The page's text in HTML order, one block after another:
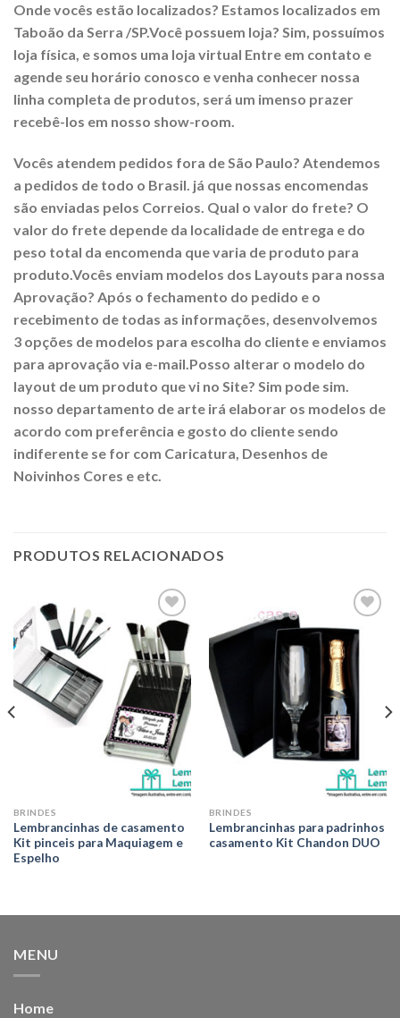
Onde vocês estão localizados? Estamos localizados em
Taboão da Serra /SP.Você possuem loja? Sim, possuímos
loja física, e somos uma loja virtual Entre em contato e
agende seu horário conosco e venha conhecer nossa
linha completa de produtos, será um imenso prazer
recebê-los em nosso show-room.
Vocês atendem pedidos fora de São Paulo? Atendemos
a pedidos de todo o Brasil. já que nossas encomendas
são enviadas pelos Correios. Qual o valor do frete? O
valor do frete depende da localidade de entrega e do
peso total da encomenda que varia de produto para
produto.Vocês enviam modelos dos Layouts para nossa
Aprovação? Após o fechamento do pedido e o
recebimento de todas as informações, desenvolvemos
3 opções de modelos para escolha do cliente e enviamos
para aprovação via e-mail.Posso alterar o modelo do
layout de um produto que vi no Site? Sim pode sim.
nosso departamento de arte irá elaborar os modelos de
acordo com preferência e gosto do cliente sendo
indiferente se for com Caricatura, Desenhos de
Noivinhos Cores e etc.
PRODUTOS RELACIONADOS
Adicionar
aos meus
desejos
BRINDES
Lembrancinhas de casamento
Kit pinceis para Maquiagem e
Espelho
Adicionar
aos meus
desejos
BRINDES
Lembrancinhas para padrinhos
casamento Kit Chandon DUO
MENU
Home